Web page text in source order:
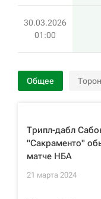
30.03.2026
01:00
Общее
Трипл-дабл
"Сакраменто"
матче НБА
21 марта 2024